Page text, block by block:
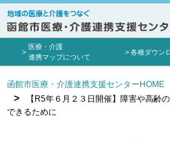
医療・介護
連携マップについて
各種ダウン
函館市医療・介護連携支援センターHOME
【R5年６月２３日開催】障害や高齢
できるために